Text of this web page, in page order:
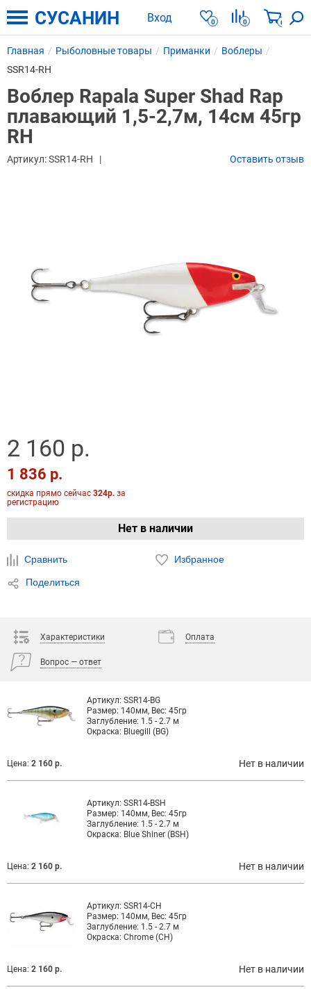
Вход 0 0 0
СУСАНИН
Главная Рыболовные товары Приманки
Воблеры
SSR14-RH
Воблер Rapala Super Shad Rap
плавающий 1,5-2,7м, 14см 45гр
RH
Артикул:SSR14-RH Оставить отзыв
2 160 р.
1 836 р.
скидка прямо сейчас 324р. за
регистрацию
Нет в наличии
Сравнить Избранное
Поделиться
Характеристики Оплата
Вопрос — ответ
Артикул: SSR14-BG
Размер: 140мм, Вес: 45гр
Заглубление: 1.5 - 2.7 м
Окраска: Bluegill (BG)
Цена: 2 160 р. Нет в наличии
Артикул: SSR14-BSH
Размер: 140мм, Вес: 45гр
Заглубление: 1.5 - 2.7 м
Окраска: Blue Shiner (BSH)
Цена: 2 160 р. Нет в наличии
Артикул: SSR14-CH
Размер: 140мм, Вес: 45гр
Заглубление: 1.5 - 2.7 м
Окраска: Chrome (CH)
Цена: 2 160 р. Нет в наличии